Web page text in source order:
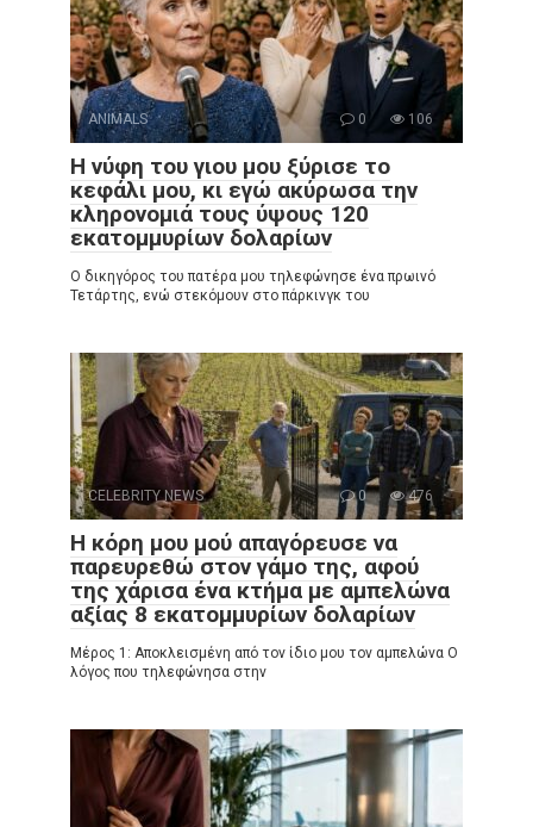
ANIMALS 0 106
Η νύφη του γιου μου ξύρισε το
κεφάλι μου, κι εγώ ακύρωσα την
κληρονομιά τους ύψους 120
εκατομμυρίων δολαρίων
Ο δικηγόρος του πατέρα μου τηλεφώνησε ένα πρωινό
Τετάρτης, ενώ στεκόμουν στο πάρκινγκ του
CELEBRITY NEWS 0 476
Η κόρη μου μού απαγόρευσε να
παρευρεθώ στον γάμο της, αφού
της χάρισα ένα κτήμα με αμπελώνα
αξίας 8 εκατομμυρίων δολαρίων
Μέρος 1: Αποκλεισμένη από τον ίδιο μου τον αμπελώνα Ο
λόγος που τηλεφώνησα στην